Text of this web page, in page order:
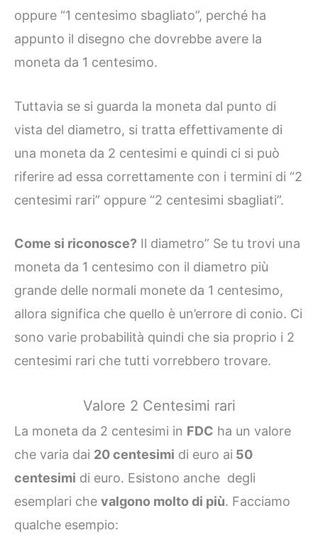
oppure “1 centesimo sbagliato”, perché ha
appunto il disegno che dovrebbe avere la
moneta da 1 centesimo.
Tuttavia se si guarda la moneta dal punto di
vista del diametro, si tratta effettivamente di
una moneta da 2 centesimi e quindi ci si può
riferire ad essa correttamente con i termini di “2
centesimi rari” oppure “2 centesimi sbagliati”.
Come si riconosce? Il diametro” Se tu trovi una
moneta da 1 centesimo con il diametro più
grande delle normali monete da 1 centesimo,
allora significa che quello è un’errore di conio. Ci
sono varie probabilità quindi che sia proprio i 2
centesimi rari che tutti vorrebbero trovare.
Valore 2 Centesimi rari
La moneta da 2 centesimi in FDC ha un valore
che varia dai 20 centesimi di euro ai 50
centesimi di euro. Esistono anche degli
esemplari che valgono molto di più. Facciamo
qualche esempio: